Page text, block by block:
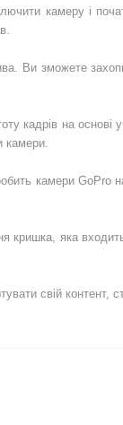
камеру і
Ви зможете
кадрів на
камери.
камери GoPro
яка
свій контент,